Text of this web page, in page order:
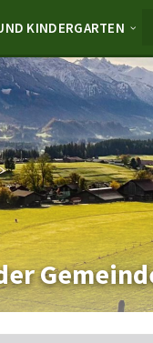
KINDERGARTEN